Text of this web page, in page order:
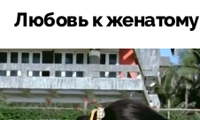
Любовь к женатому